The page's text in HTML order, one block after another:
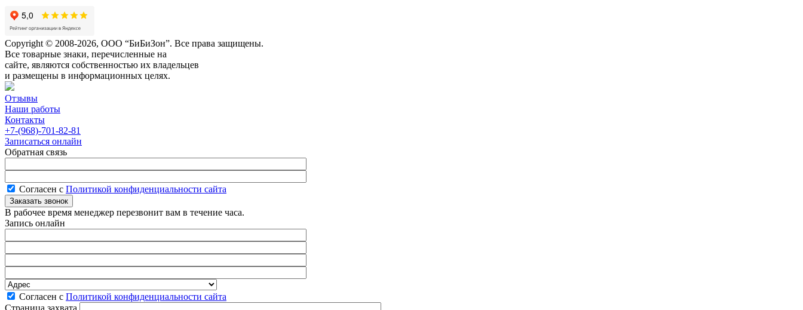
Copyright © 2008-2026, ООО “БиБиЗон”. Все права защищены.
Все товарные знаки, перечисленные на
сайте, являются собственностью их владельцев
и размещены в информационных целях.
Отзывы
Наши работы
Контакты
+7-(968)-701-82-81
Записаться онлайн
Обратная связь
Согласен с Политикой конфиденциальности сайта
В рабочее время менеджер перезвонит вам в течение часа.
Запись онлайн
Согласен с Политикой конфиденциальности сайта
Страница захвата